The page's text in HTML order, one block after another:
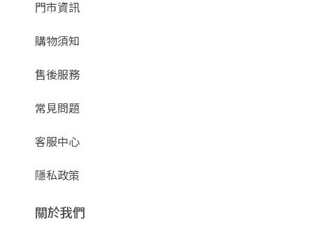
門市資訊
購物須知
售後服務
常見問題
客服中心
隱私政策
關於我們